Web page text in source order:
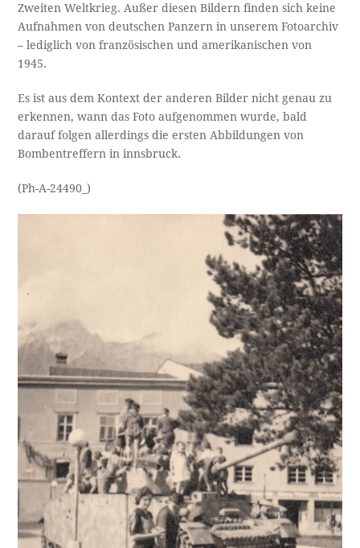
Zweiten Weltkrieg. Außer diesen Bildern finden sich keine
Aufnahmen von deutschen Panzern in unserem Fotoarchiv
– lediglich von französischen und amerikanischen von
1945.
Es ist aus dem Kontext der anderen Bilder nicht genau zu
erkennen, wann das Foto aufgenommen wurde, bald
darauf folgen allerdings die ersten Abbildungen von
Bombentreffern in innsbruck.
(Ph-A-24490_)